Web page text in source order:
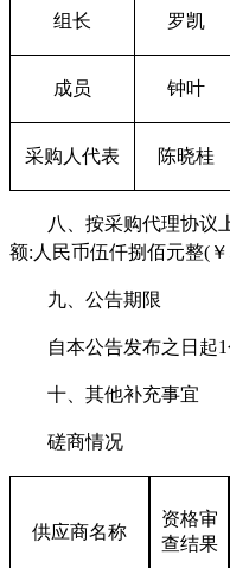
组长 罗凯
成员 钟叶
采购人代表 陈晓桂
八、 按采购代理协议
额:人民币伍仟捌佰元整(￥
九、公告期限
自本公告发布之日起
十、其他补充事宜
磋商情况
供应商名称
资格审
查结果